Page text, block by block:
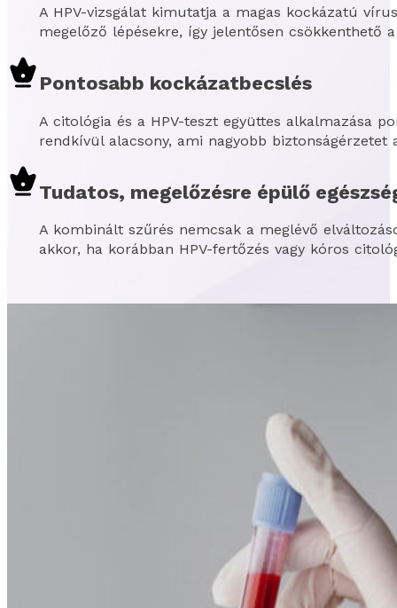
A HPV-vizsgálat kimutatja a magas kockázatú
megelőző lépésekre, így jelentősen csökkenthető
Pontosabb kockázatbecslés
A citológia és a HPV-teszt együttes alkalmazása
rendkívül alacsony, ami nagyobb
Tudatos, megelőzésre épülő
A kombinált szűrés nemcsak a meglévő
akkor, ha korábban HPV-fertőzés vagy kóros